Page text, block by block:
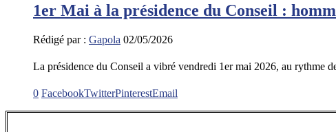
1er Mai à la présidence du Conseil :
Rédigé par : Gapola 02/05/2026
La présidence du Conseil a vibré vendredi 1er mai 2026, au rythme
0 FacebookTwitterPinterestEmail